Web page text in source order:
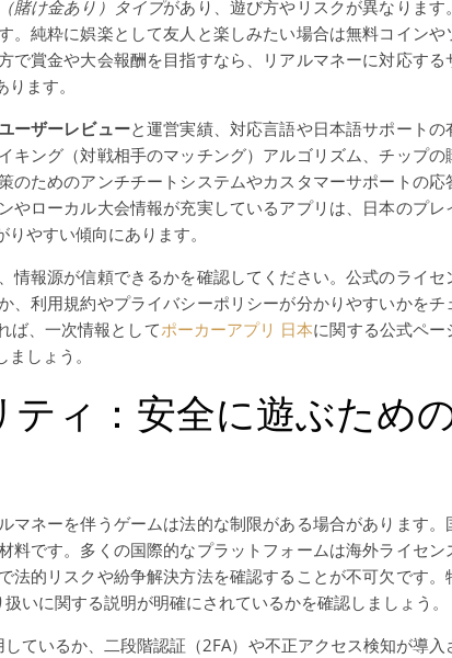
賭け金あり）タイプがあり、遊び方やリスクが異なります。
。純粋に娯楽として友人と楽しみたい場合は無料コインや
で賞金や大会報酬を目指すなら、リアルマネーに対応する
ます。
ーザーレビューと運営実績、対応言語や日本語サポートの
キング（対戦相手のマッチング）アルゴリズム、チップの
のためのアンチチートシステムやカスタマーサポートの応
ローカル大会情報が充実しているアプリは、日本のプレ
やすい傾向にあります。
情報源が信頼できるかを確認してください。公式のライセ
、利用規約やプライバシーポリシーが分かりやすいかをチ
ば、一次情報としてポーカーアプリ 日本に関する公式ペー
しょう。
ィ：安全に遊ぶため
マネーを伴うゲームは法的な制限がある場合があります。
料です。多くの国際的なプラットフォームは海外ライセン
法的リスクや紛争解決方法を確認することが不可欠です。
いに関する説明が明確にされているかを確認しましょう。
しているか、二段階認証（2FA）や不正アクセス検知が導入